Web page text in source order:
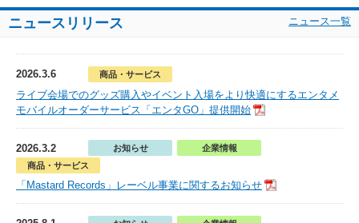
ニュース一覧
ニュースリリース
2026.3.6 商品・サービス
ライブ会場でのグッズ購入やイベント入場をより快適にするエンタメ
モバイルオーダーサービス「エンタGO」提供開始
2026.3.2 お知らせ
企業情報
商品・サービス
「Mastard Records」レーベル事業に関するお知らせ